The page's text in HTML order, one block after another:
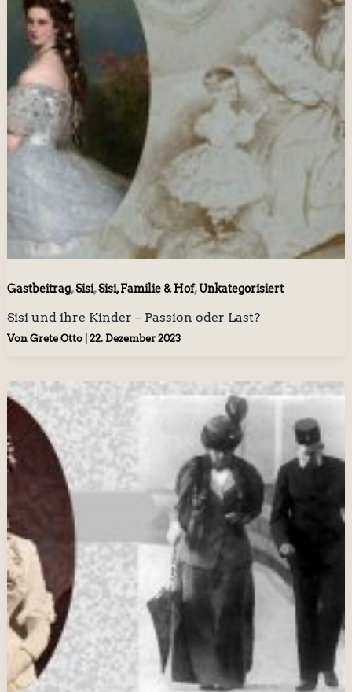
Gastbeitrag,Sisi,Sisi, Familie & Hof,Unkategorisiert
Sisi und ihre Kinder – Passion oder Last?
Von Grete Otto 22. Dezember 2023